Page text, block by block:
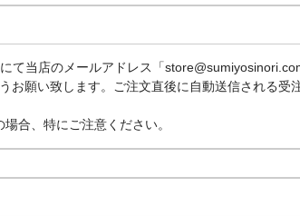
て当店のメールアドレス「
お願い致します。ご注文直後に自動送信される受
合、特にご注意ください。